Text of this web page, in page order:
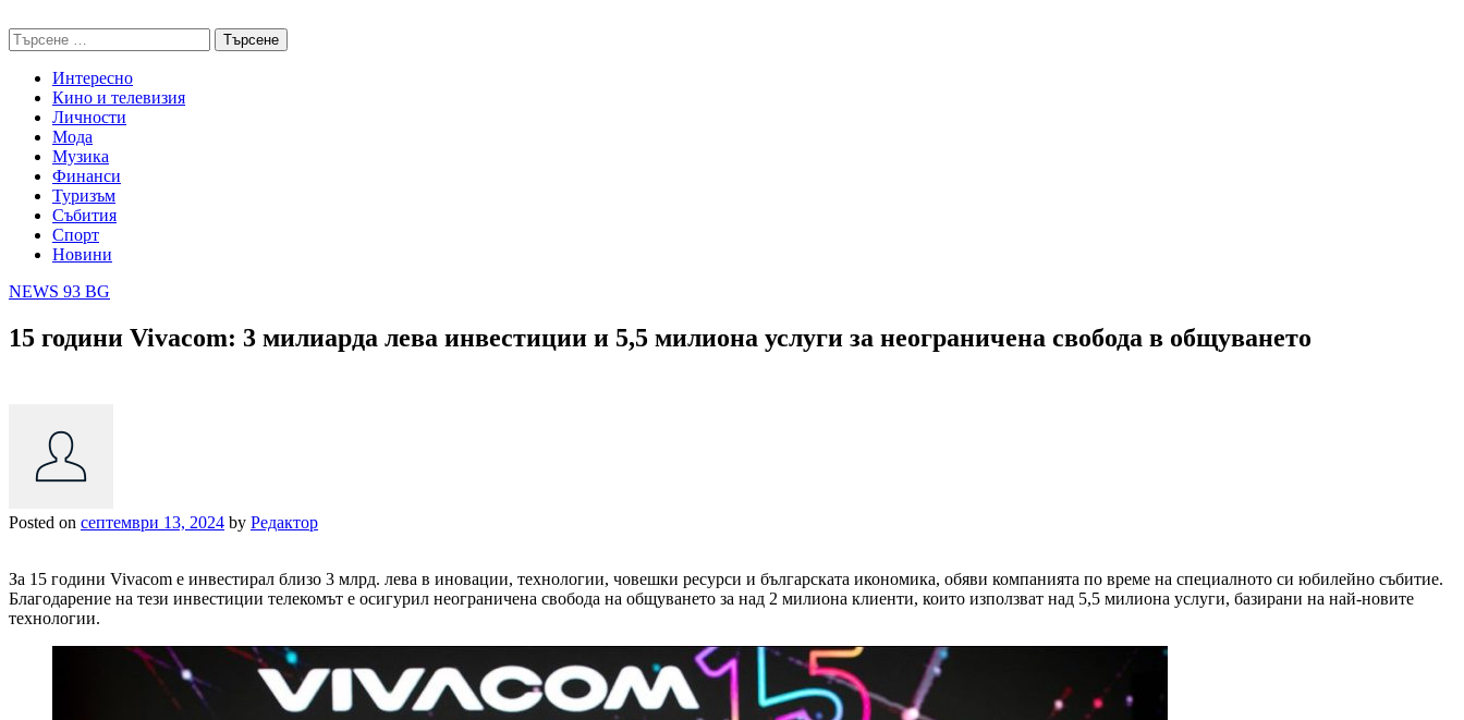
to
content
Търсене
за:
Интересно
Кино и телевизия
Личности
Мода
Музика
Финанси
Туризъм
Събития
Спорт
Новини
NEWS 93 BG
15 години Vivacom: 3 милиарда лева инвестиции и 5,5 милиона услуги за неограничена свобода в общуването
Posted on септември 13, 2024 by Редактор
За 15 години Vivacom е инвестирал близо 3 млрд. лева в иновации, технологии, човешки ресурси и българската икономика, обяви компанията по време на специалното си юбилейно събитие.
Благодарение на тези инвестиции телекомът е осигурил неограничена свобода на общуването за над 2 милиона клиенти, които използват над 5,5 милиона услуги, базирани на най-новите
технологии.